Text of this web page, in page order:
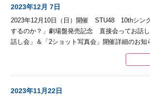
2023年12月 7日
2023年12月10日（日）開催 STU48 10thシン
するのか？」劇場盤発売記念 直接会ってお話
話し会」＆「2ショット写真会」開催詳細のお知
2023年11月22日